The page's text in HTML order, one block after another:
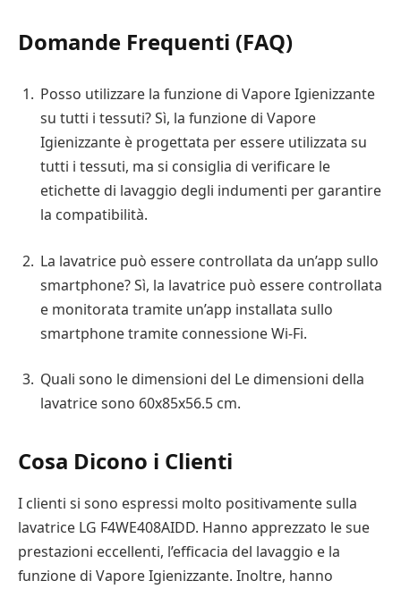
Domande Frequenti (FAQ)
Posso utilizzare la funzione di Vapore Igienizzante
su tutti i tessuti? Sì, la funzione di Vapore
Igienizzante è progettata per essere utilizzata su
tutti i tessuti, ma si consiglia di verificare le
etichette di lavaggio degli indumenti per garantire
la compatibilità.
La lavatrice può essere controllata da un’app sullo
smartphone? Sì, la lavatrice può essere controllata
e monitorata tramite un’app installata sullo
smartphone tramite connessione Wi-Fi.
Quali sono le dimensioni del Le dimensioni della
lavatrice sono 60x85x56.5 cm.
Cosa Dicono i Clienti
I clienti si sono espressi molto positivamente sulla
lavatrice LG F4WE408AIDD. Hanno apprezzato le sue
prestazioni eccellenti, l’efficacia del lavaggio e la
funzione di Vapore Igienizzante. Inoltre, hanno